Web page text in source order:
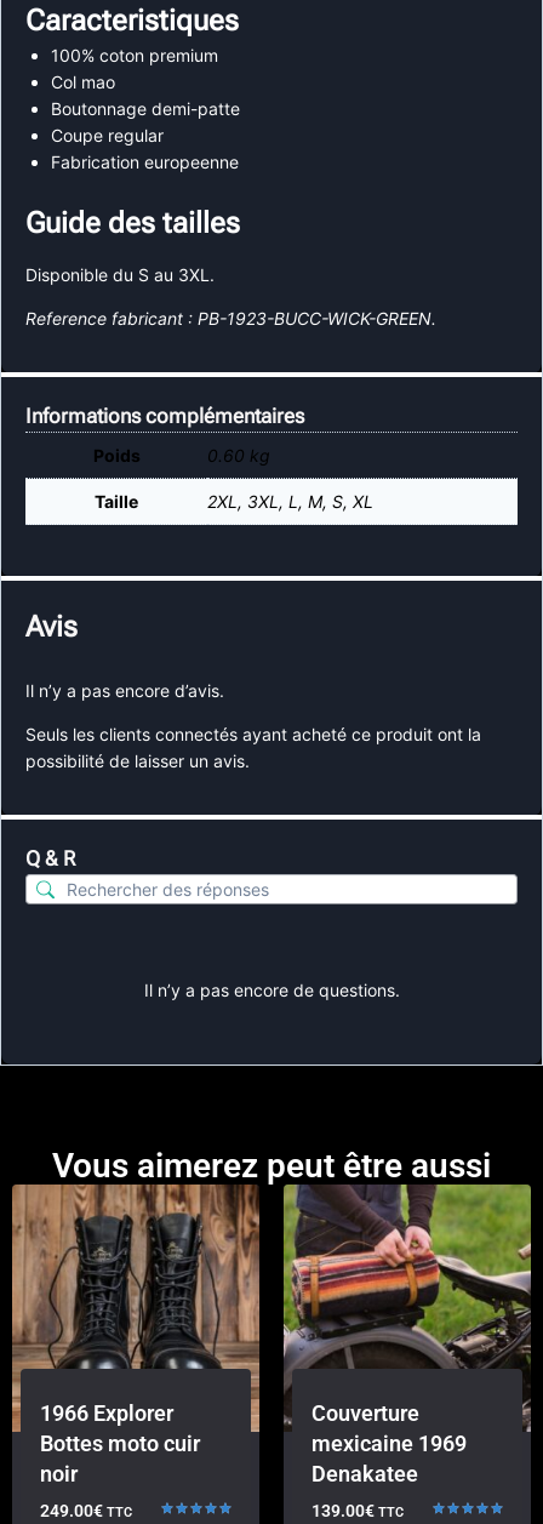
Caracteristiques
100% coton premium
Col mao
Boutonnage demi-patte
Coupe regular
Fabrication europeenne
Guide des tailles
Disponible du S au 3XL.
Reference fabricant : PB-1923-BUCC-WICK-GREEN.
Informations complémentaires
Poids 0.60 kg
Taille 2XL , 3XL , L , M, S, XL
Avis
Il n’y a pas encore d’avis.
Seuls les clients connectés ayant acheté ce produit ont la
possibilité de laisser un avis.
Q & R
Il n’y a pas encore de questions.
Vous aimerez peut être aussi
1966 Explorer
Bottes moto cuir
noir
249.00€ TTC
Couverture
mexicaine 1969
Denakatee
139.00€ TTC